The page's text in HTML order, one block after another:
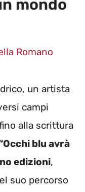
mondo
Romano
un artista
campi
alla scrittura
blu avrà
edizioni,
suo percorso